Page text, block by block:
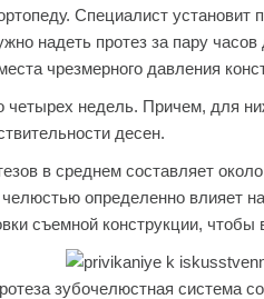
Специалист
надеть протез за пару
чрезмерного давления
четырех недель. Причем, для
десен.
в среднем составляет
определенно влияет
съемной конструкции, чтобы
зубочелюстная система